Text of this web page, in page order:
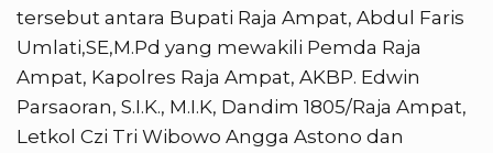
tersebut antara Bupati Raja Ampat, Abdul Faris
Umlati,SE,M.Pd yang mewakili Pemda Raja
Ampat, Kapolres Raja Ampat, AKBP. Edwin
Parsaoran, S.I.K., M.I.K, Dandim 1805/Raja Ampat,
Letkol Czi Tri Wibowo Angga Astono dan